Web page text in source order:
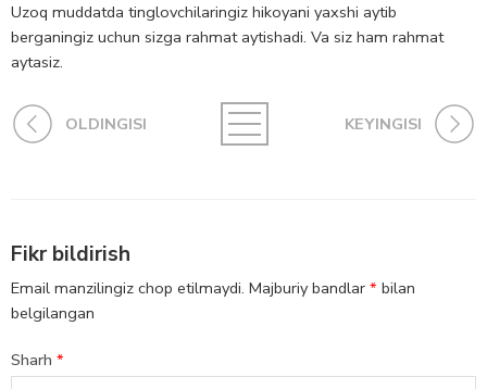
Uzoq muddatda tinglovchilaringiz hikoyani yaxshi aytib
berganingiz uchun sizga rahmat aytishadi. Va siz ham rahmat
aytasiz.
OLDINGISI KEYINGISI
Fikr bildirish
Email manzilingiz chop etilmaydi. Majburiy bandlar * bilan
belgilangan
Sharh *